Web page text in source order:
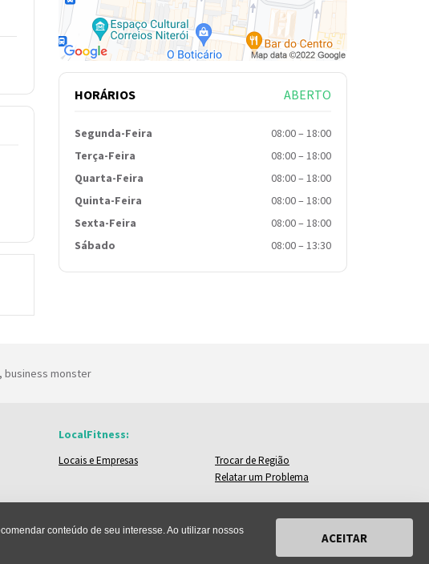
HORÁRIOS ABERTO
Segunda-Feira 08:00– 18:00
Terça-Feira
08:00– 18:00
Quarta-Feira
08:00– 18:00
Quinta-Feira
08:00– 18:00
Sexta-Feira
08:00– 18:00
Sábado
08:00– 13:30
business monster
LocalFitness:
Locais e Empresas
Trocar de Região
Relatar um Problema
conteúdo de seu interesse. Ao utilizar nossos
ACEITAR